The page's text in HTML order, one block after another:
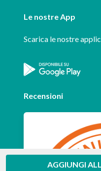
AGGIUNGI
Le nostre App
Scarica le nostre
Recensioni